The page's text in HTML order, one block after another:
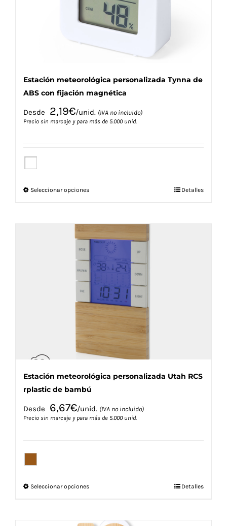
en
página
producto
Estación meteorológica personalizada Tynna de
ABS con fijación magnética
Desde 2,19€/unid. (IVA no incluido)
Precio sin marcaje y para más de 5.000 unid.
Seleccionar opcionesEste
múltiples
variantes.
Las
opciones
se
pueden
elegir
en
la
página
de
producto
Detalles
Estación meteorológica personalizada Utah RCS
rplastic de bambú
Desde 6,67€/unid. (IVA no incluido)
Precio sin marcaje y para más de 5.000 unid.
Seleccionar opcionesEste
Detalles